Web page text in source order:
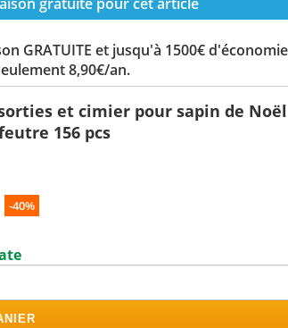
GRATUITE et jusqu'à 1500€
8,90€/an.
et cimier pour sapin de Noël
156 pcs
-40%